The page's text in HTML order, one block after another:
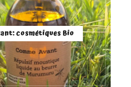
cosmétiques Bio